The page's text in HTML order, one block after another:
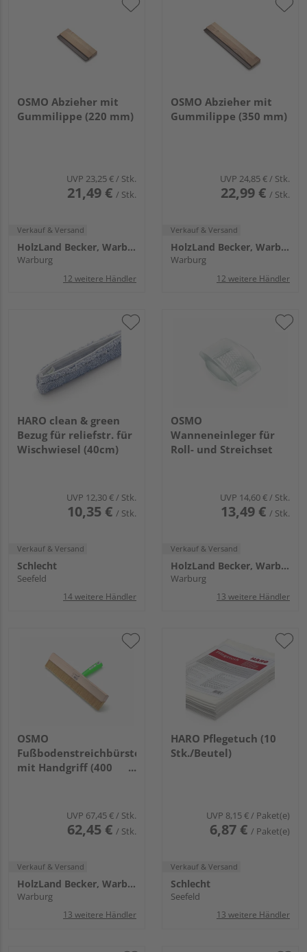
OSMO Abzieher mit
Gummilippe (220 mm)
UVP 23,25 €/ Stk.
21,49 € / Stk.
Verkauf & Versand
HolzLand Becker, Warburg
Warburg
12 weitere Händler
OSMO Abzieher mit
Gummilippe (350 mm)
UVP 24,85 €/ Stk.
22,99 € / Stk.
Verkauf & Versand
HolzLand Becker, Warburg
Warburg
12 weitere Händler
HARO clean & green
Bezug für reliefstr. für
Wischwiesel (40cm)
UVP 12,30 €/ Stk.
10,35 € / Stk.
Verkauf & Versand
Schlecht
Seefeld
14 weitere Händler
OSMO
Wanneneinleger für
Roll- und Streichset
UVP 14,60 €/ Stk.
13,49 € / Stk.
Verkauf & Versand
HolzLand Becker, Warburg
Warburg
13 weitere Händler
OSMO
Fußbodenstreichbürste
mit Handgriff (400
UVP 67,45 €/ Stk.
62,45 € / Stk.
Verkauf & Versand
HolzLand Becker, Warburg
Warburg
13 weitere Händler
HARO Pflegetuch (10
Stk./Beutel)
UVP 8,15 €/ Paket(e)
6,87 € / Paket(e)
Verkauf & Versand
Schlecht
Seefeld
13 weitere Händler